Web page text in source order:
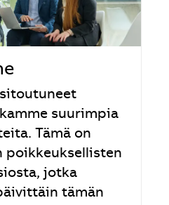
suurimpia
Tämä on
poikkeuksellisten
jotka
tämän